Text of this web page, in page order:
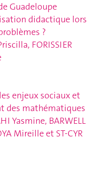
Guadeloupe
didactique lors
?
FORISSIER
enjeux sociaux et
des mathématiques
Yasmine, BARWELL
Mireille et ST-CYR